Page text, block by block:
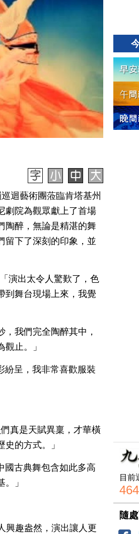
迴藝術團蒞臨肯塔基州
劇院為觀眾獻上了首場
陶醉，無論是精湛的舞
留下了深刻的印象，並
演出太令人驚歎了，色
到舞台現場上來，我覺
，我們完全陶醉其中，
止。」
紛呈，我非常喜歡服裝
真是天賦異稟，才華橫
的方式。」
國古典舞包含如此多高
」
興趣盎然，演出讓人更
目前
隨